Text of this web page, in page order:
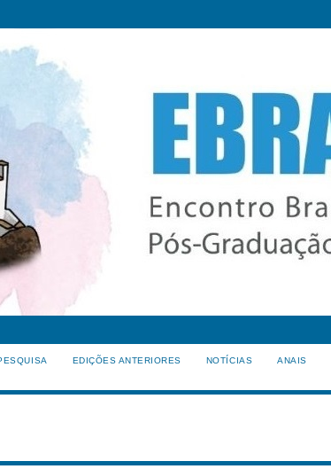
EDIÇÕES ANTERIORES NOTÍCIAS ANAIS